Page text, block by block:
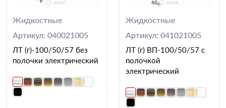
Жидкостные
Артикул: 040021005
ЛТ (г)-100/50/57 без
полочки электрический
Жидкостные
Артикул: 041021005
ЛТ (г) ВП-100/50/57 с
полочкой
электрический